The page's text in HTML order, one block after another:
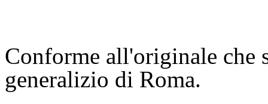
Conforme all'originale che
generalizio di Roma.